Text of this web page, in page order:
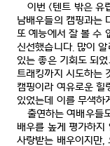
이번<텐트 밖은 유
남배우들의 캠핑과는
또 예능에서 잘 볼 수
신선했습니다. 많이
있는 좋은 기회도 되
트래킹까지 시도하는
캠핑이라 여유로운 힐
있었는데 이를 무색하
출연하는 여배우들
배우를 높게 평가하지
사랑받는 배우이지만,